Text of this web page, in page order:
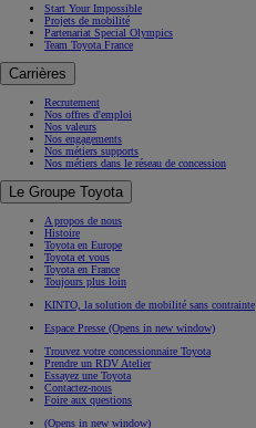
Start Your Impossible
Projets de mobilité
Partenariat Special Olympics
Team Toyota France
Carrières
Recrutement
Nos offres d'emploi
Nos valeurs
Nos engagements
Nos métiers supports
Nos métiers dans le réseau de concession
Le Groupe Toyota
A propos de nous
Histoire
Toyota en Europe
Toyota et vous
Toyota en France
Toujours plus loin
KINTO, la solution de mobilité sans contrainte
Espace Presse (Opens in new window)
Trouvez votre concessionnaire Toyota
Prendre un RDV Atelier
Essayez une Toyota
Contactez-nous
Foire aux questions
(Opens in new window)